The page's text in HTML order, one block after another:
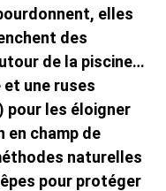
elles
des
de la piscine…
et une ruses
les éloigner
champ de
naturelles
pour protéger